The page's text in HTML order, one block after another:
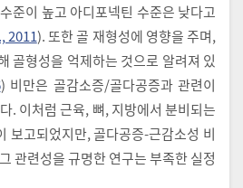
준이 높고 아디포넥틴 수준은 낮다고
2011). 또한 골 재형성에 영향을 주며,
골형성을 억제하는 것으로 알려져 있
) 비만은 골감소증/골다공증과 관련이
. 이처럼 근육, 뼈, 지방에서 분비되는
보고되었지만, 골다공증-근감소성 비
관련성을 규명한 연구는 부족한 실정